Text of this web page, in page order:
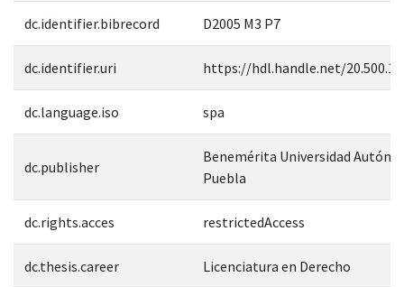
dc.identifier.bibrecord D2005 M3 P7
dc.identifier.uri https://hdl.handle.net/
dc.language.iso spa
dc.publisher
Benemérita Universidad
Puebla
dc.rights.acces restrictedAccess
dc.thesis.career Licenciatura en Derecho